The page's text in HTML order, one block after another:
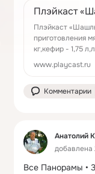
Плэйкаст
Плэйкаст
приготовления
кг,кефир - 1,75
www.playcast.ru
Комментарии
Анатолий
добавлена
Все Панорамы •